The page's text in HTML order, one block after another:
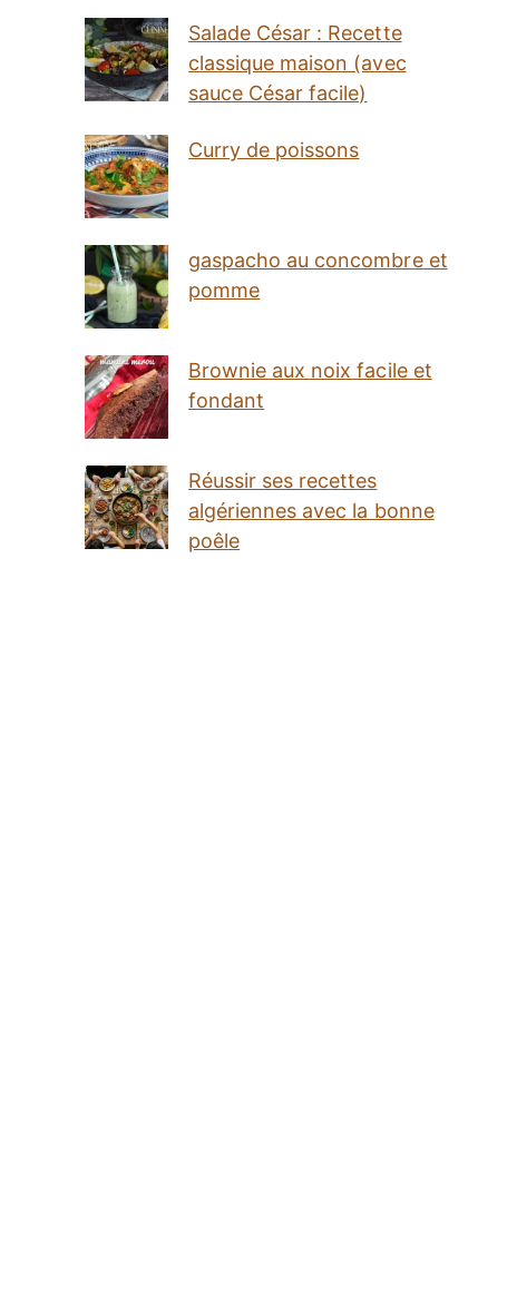
Salade César : Recette
classique maison (avec
sauce César facile)
Curry de poissons
gaspacho au concombre et
pomme
Brownie aux noix facile et
fondant
Réussir ses recettes
algériennes avec la bonne
poêle